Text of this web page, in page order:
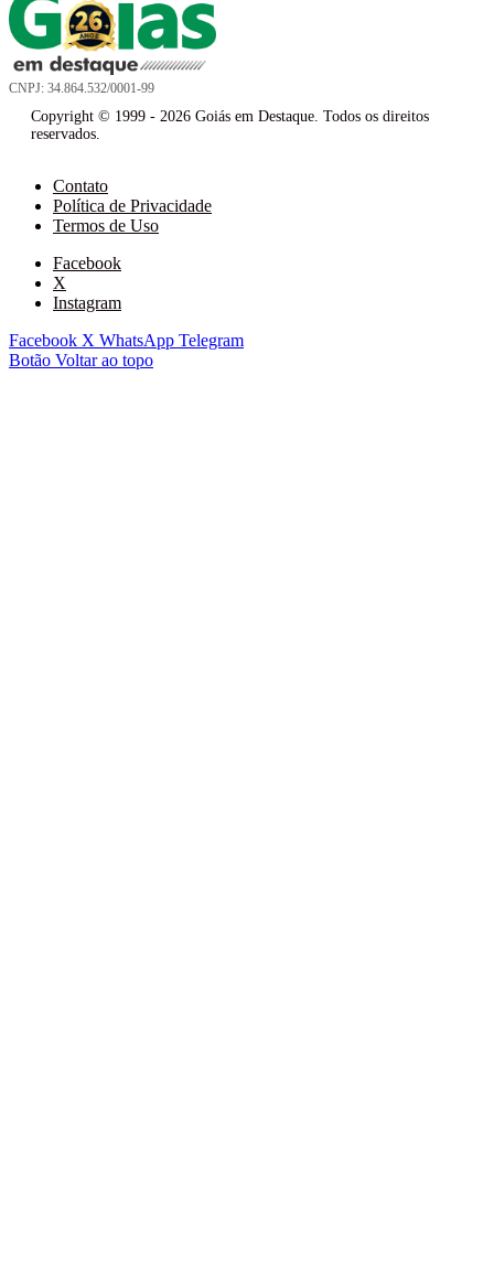
CNPJ: 34.864.532/0001-99
Copyright © 1999 - 2026 Goiás em Destaque. Todos os direitos
reservados.
Contato
Política de Privacidade
Termos de Uso
Facebook
X
Instagram
Facebook X WhatsApp Telegram
Botão Voltar ao topo